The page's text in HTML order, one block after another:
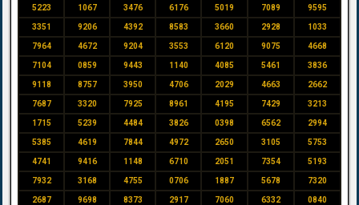
5223 1067 3476 6176 5019 7089 9595
3351 9206 4392 8583 3660 2928 1033
7964 4672 9204 3553 6120 9075 4668
7104 0859 9443 1140 4085 5461 3836
9118 8757 3950 4706 2029 4663 2662
7687 3320 7925 8961 4195 7429 3213
1715 5239 4484 3826 0398 6562 2994
5385 4619 7844 4972 2650 3105 5753
4741 9416 1148 6710 2051 7354 5193
7932 3168 4755 0706 1887 5678 7320
2687 9698 8373 2917 7060 6332 0840